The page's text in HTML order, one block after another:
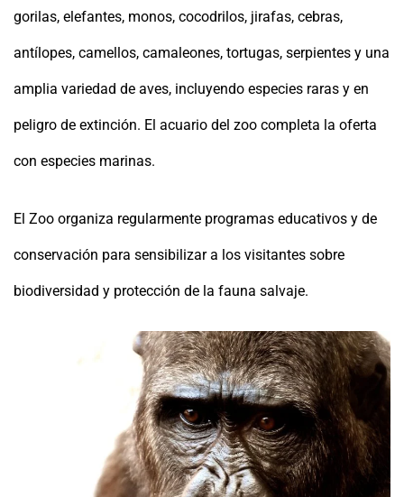
gorilas, elefantes, monos, cocodrilos, jirafas, cebras,
antílopes, camellos, camaleones, tortugas, serpientes y una
amplia variedad de aves, incluyendo especies raras y en
peligro de extinción. El acuario del zoo completa la oferta
con especies marinas.
El Zoo organiza regularmente programas educativos y de
conservación para sensibilizar a los visitantes sobre
biodiversidad y protección de la fauna salvaje.